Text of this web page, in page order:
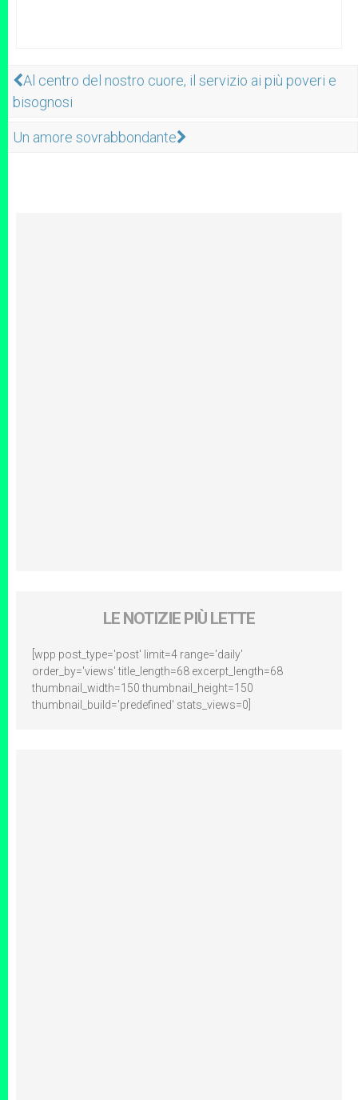
Al centro del nostro cuore, il servizio ai più poveri e
bisognosi
Un amore sovrabbondante
LE NOTIZIE PIÙ LETTE
[wpp post_type='post' limit=4 range='daily'
order_by='views' title_length=68 excerpt_length=68
thumbnail_width=150 thumbnail_height=150
thumbnail_build='predefined' stats_views=0]